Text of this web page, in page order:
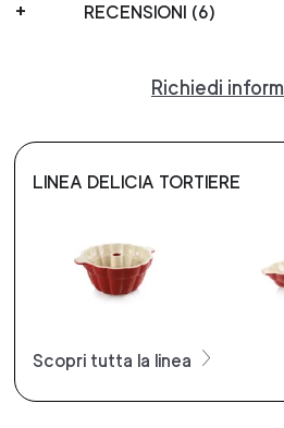
RECENSIONI (6)
Richiedi
LINEA DELICIA TORTIERE
Scopri tutta la linea